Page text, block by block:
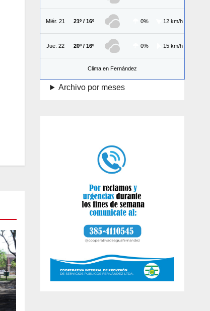
Miér. 21 21º / 16º 0% 12 km/h
Jue. 22 20º / 16º 0% 15 km/h
Clima en Fernández
Archivo por meses